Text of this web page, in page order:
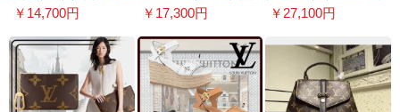
ュプリーム Dice
ホルダー201116CC0
￥14,700円
プ 幅4CM J02399
￥17,300円
クパック モノグラム アン
￥27,100円